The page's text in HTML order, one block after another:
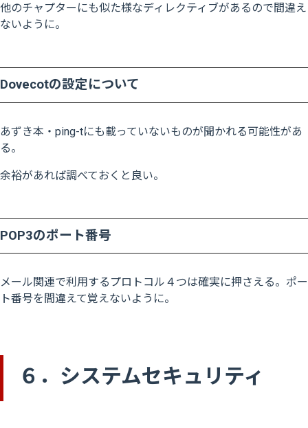
他のチャプターにも似た様なディレクティブがあるので間違え
ないように。
Dovecotの設定について
あずき本・ping-tにも載っていないものが聞かれる可能性があ
る。
余裕があれば調べておくと良い。
POP3のポート番号
メール関連で利用するプロトコル４つは確実に押さえる。ポー
ト番号を間違えて覚えないように。
６．システムセキュリティ